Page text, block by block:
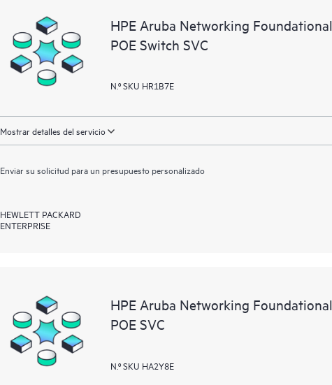
HPE Aruba Networking
POE Switch SVC
N.º SKU HR1B7E
Mostrar detalles del servicio
Enviar su solicitud para un presupuesto personalizado
HEWLETT PACKARD
ENTERPRISE
HPE Aruba Networking
POE SVC
N.º SKU HA2Y8E